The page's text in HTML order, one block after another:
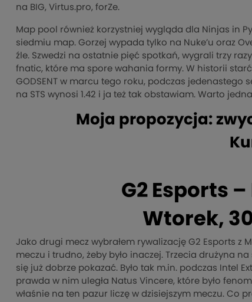
na BIG, Virtus.pro, forZe.
Map pool również korzystniej wygląda dla Ninjas in
siedmiu map. Gorzej wypada tylko na Nuke’u oraz
źle. Szwedzi na ostatnie pięć spotkań, wygrali trzy
fnatic, które ma spore wahania formy. W historii
GODSENT w marcu tego roku, podczas jedenastego
na STS wynosi 1.42 i ja też tak obstawiam. Warto
Moja propozycja:
G2 Esports
Wtorek,
Jako drugi mecz wybrałem rywalizację G2 Esports z
meczu i trudno, żeby było inaczej. Trzecia drużyna
się już dobrze pokazać. Było tak m.in. podczas Intel
prawda w nim uległa Natus Vincere, które było
właśnie na ten pazur liczę w dzisiejszym meczu.